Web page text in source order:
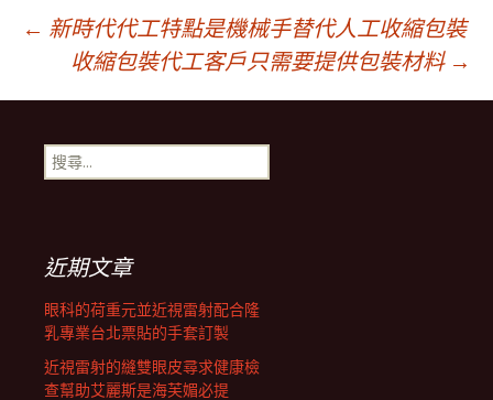
文
章
導
覽
列
← 新時代代工特點是機械手替代人工收縮包裝
收縮包裝代工客戶只需要提供包裝材料 →
搜
尋
近期文章
眼科的荷重元並近視雷射配合隆
乳專業台北票貼的手套訂製
近視雷射的縫雙眼皮尋求健康檢
查幫助艾麗斯是海芙媚必提